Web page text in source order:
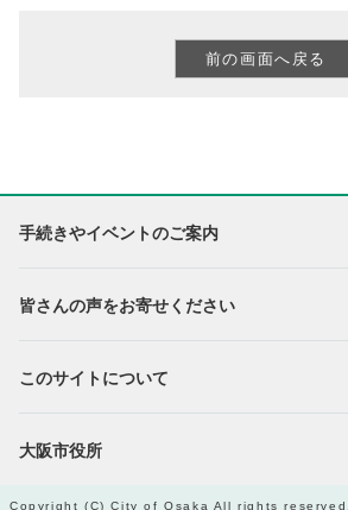
手続きやイベントのご案内
皆さんの声をお寄せください
このサイトについて
大阪市役所
Copyright (C) City of Osaka All rights reserved.